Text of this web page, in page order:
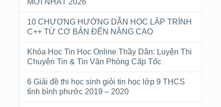
MỚI NHẤT 2026
10 CHƯƠNG HƯỚNG DẪN HỌC LẬP TRÌNH
C++ TỪ CƠ BẢN ĐẾN NÂNG CAO
Khóa Học Tin Học Online Thầy Dân: Luyện Thi
Chuyên Tin & Tin Văn Phòng Cấp Tốc
6 Giải đề thi học sinh giỏi tin học lớp 9 THCS
tỉnh bình phước 2019 – 2020